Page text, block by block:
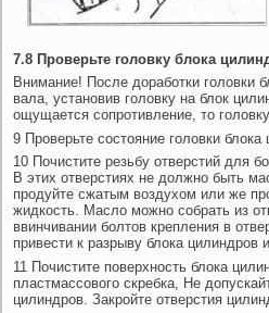
7.8 Проверьте головку блока
Внимание! После доработки головки
вала, установив головку на блок
ощущается сопротивление, то
9 Проверьте состояние головки
10 Почистите резьбу отверстий для
В этих отверстиях не должно быть
продуйте сжатым воздухом или же
жидкость. Масло можно собрать из
ввинчивании болтов крепления в
привести к разрыву блока
11 Почистите поверхность блока
пластмассового скребка, Не
цилиндров. Закройте отверстия